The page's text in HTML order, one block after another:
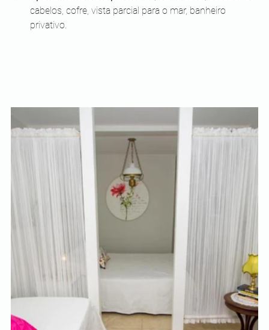
cabelos, cofre, vista parcial para o mar, banheiro
privativo.